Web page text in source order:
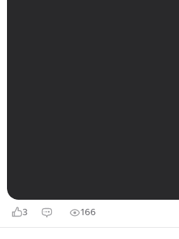
3 166